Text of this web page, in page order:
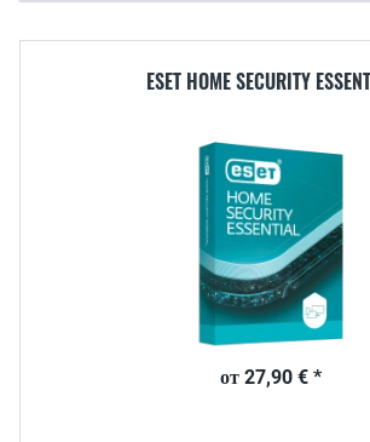
ESET HOME SECURITY
от 27,90 € *